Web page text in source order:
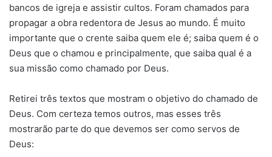
bancos de igreja e assistir cultos. Foram chamados para
propagar a obra redentora de Jesus ao mundo. É muito
importante que o crente saiba quem ele é; saiba quem é o
Deus que o chamou e principalmente, que saiba qual é a
sua missão como chamado por Deus.
Retirei três textos que mostram o objetivo do chamado de
Deus. Com certeza temos outros, mas esses três
mostrarão parte do que devemos ser como servos de
Deus: